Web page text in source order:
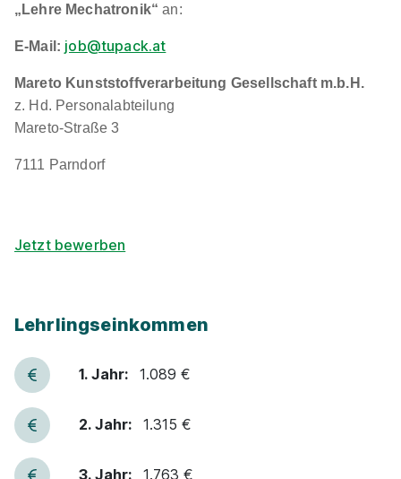
90%
Eignung
Metalltechnik/Maschinenbautechniker (*all
genders) Welser Profile Austria GmbH
„Lehre Mechatronik“ an:
E-Mail: job@tupack.at
Mareto Kunststoffverarbeitung Gesellschaft m.b.H.
z. Hd. Personalabteilung
Mareto-Straße 3
7111 Parndorf
Jetzt bewerben
Lehrlingseinkommen
1. Jahr: 1.089 €
2. Jahr: 1.315 €
3. Jahr: 1.763 €